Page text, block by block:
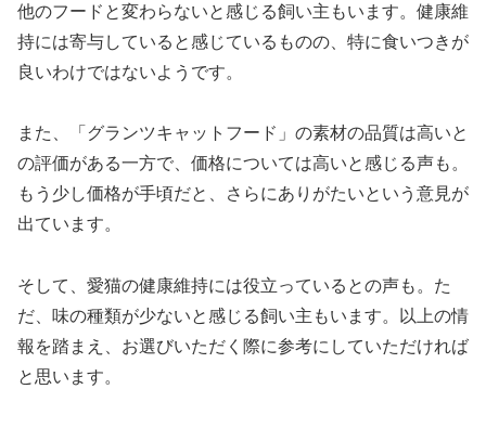
他のフードと変わらないと感じる飼い主もいます。健康維
持には寄与していると感じているものの、特に食いつきが
良いわけではないようです。
また、「グランツキャットフード」の素材の品質は高いと
の評価がある一方で、価格については高いと感じる声も。
もう少し価格が手頃だと、さらにありがたいという意見が
出ています。
そして、愛猫の健康維持には役立っているとの声も。た
だ、味の種類が少ないと感じる飼い主もいます。以上の情
報を踏まえ、お選びいただく際に参考にしていただければ
と思います。